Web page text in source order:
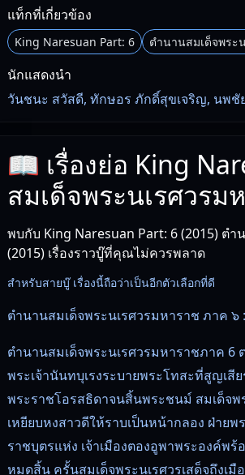
แท็กที่เกี่ยวข้อง
King Naresuan Part: 6 ตํานานสมเด็จพระ
นักแสดงนำ
วันชนะ สวัสดี, ทักษอร ภักดิ์สุขเจริญ, นพ
📖 เรื่องย่อ King
สมเด็จพระนเรศวร
พบกับ King Naresuan Part: 6 (2015) ตํ
(2015) เรื่องราวบู๊ที่คุณไม่ควรพลาด
สำหรับสายบู๊ เรื่องนี้ถือว่าเป็นอีกตัวเลือกที่ดี
ตํานานสมเด็จพระนเรศวรมหาราช ภาค ๖
ตำนานสมเด็จพระนเรศวรมหาราชภาค
พระเจ้านันทบุเรงระบายพระโทสะที่สูญเ
พระราชโอรสธิดาจนสิ้นพระชนม์ สมเด็จ
เหยียบหงสาวดีให้ราบเป็นหน้ากลอง ฝ่าย
ราชบุตรแห่ง เจ้าเมืองตองอูพาพระองค์พ
หมดสิ้น ครั้นสมเด็จพระนเรศวรเสด็จถึงเมื